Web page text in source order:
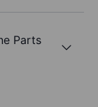
Parts